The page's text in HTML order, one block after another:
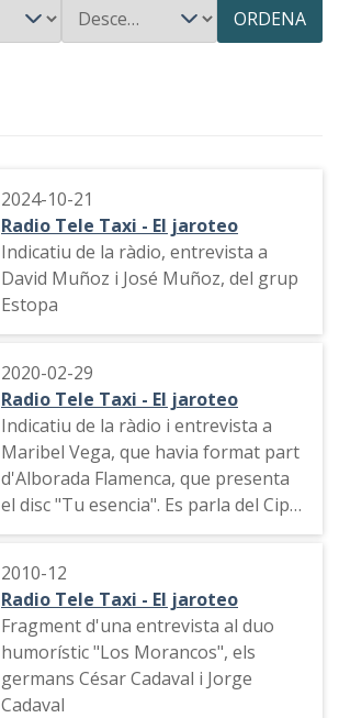
ORDENA
2024-10-21
Radio Tele Taxi - El jaroteo
Indicatiu de la ràdio, entrevista a
David Muñoz i José Muñoz, del grup
Estopa
2020-02-29
Radio Tele Taxi - El jaroteo
Indicatiu de la ràdio i entrevista a
Maribel Vega, que havia format part
d'Alborada Flamenca, que presenta
el disc "Tu esencia". Es parla del Cipri
(Cipriano Vega ), pare de Maribel i
2010-12
Radio Tele Taxi - El jaroteo
Fragment d'una entrevista al duo
humorístic "Los Morancos", els
germans César Cadaval i Jorge
Cadaval